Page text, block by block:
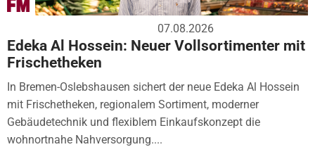
07.08.2026
Edeka Al Hossein: Neuer Vollsortimenter mit
Frischetheken
In Bremen-Oslebshausen sichert der neue Edeka Al Hossein
mit Frischetheken, regionalem Sortiment, moderner
Gebäudetechnik und flexiblem Einkaufskonzept die
wohnortnahe Nahversorgung....